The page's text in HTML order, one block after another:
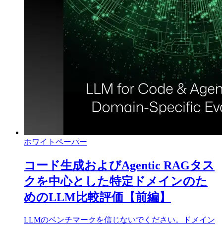
ホワイトペーパー
コード生成およびAgentic RAGタス
クを中心とした特定ドメインのた
めのLLM比較評価【前編】
LLMのベンチマークを信じないでください。ドメイン